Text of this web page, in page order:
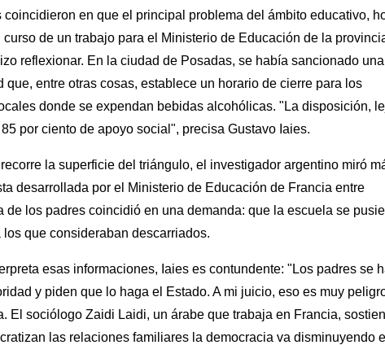
en que el principal problema del ámbito educativo,
de un trabajo para el Ministerio de Educación de la
reflexionar. En la ciudad de Posadas, se había sancionado una
entre otras cosas, establece un horario de cierre para los
donde se expendan bebidas alcohólicas. "La disposición,
por ciento de apoyo social", precisa Gustavo Iaies.
la superficie del triángulo, el investigador argentino miró
desarrollada por el Ministerio de Educación de Francia entre
de los padres coincidió en una demanda: que la escuela se
que consideraban descarriados.
esas informaciones, Iaies es contundente: "Los padres se
y piden que lo haga el Estado. A mi juicio, eso es muy
El sociólogo Zaidi Laidi, un árabe que trabaja en Francia,
las relaciones familiares la democracia va disminuyendo